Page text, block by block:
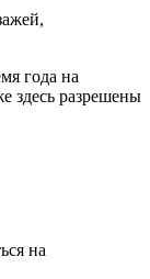
года на
здесь разрешены
на